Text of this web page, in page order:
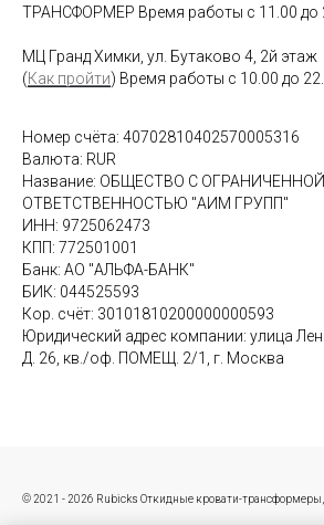
ТРАНСФОРМЕР Время работы с 11.00 до
МЦ Гранд Химки, ул. Бутаково 4, 2й этаж
(Как пройти) Время работы с 10.00 до
Номер счёта: 40702810402570005316
Валюта: RUR
Название: ОБЩЕСТВО С ОГРАНИЧЕННОЙ
ОТВЕТСТВЕННОСТЬЮ "АИМ ГРУПП"
ИНН: 9725062473
КПП: 772501001
Банк: АО "АЛЬФА-БАНК"
БИК: 044525593
Кор. счёт: 30101810200000000593
Юридический адрес компании: улица
Д. 26, кв./оф. ПОМЕЩ. 2/1, г. Москва
© 2021 - 2026 Rubicks Откидные кровати-